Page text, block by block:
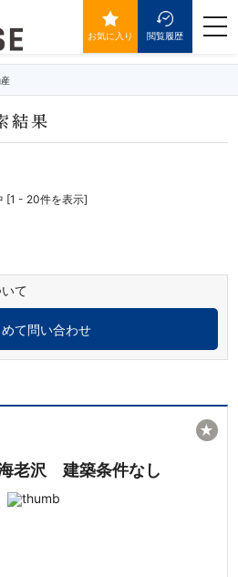
お気に入り 閲覧履歴
結果
[1 - 20件を表示]
て
めて問い合わせ
老沢 建築条件なし
★